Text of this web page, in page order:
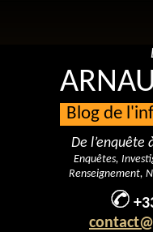
Blog de
De l’enquête
Enquêtes,
Renseignement,